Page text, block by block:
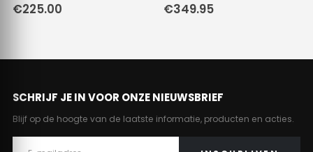
€225.00 €349.95
SCHRIJF JE IN VOOR ONZE NIEUWSBRIEF
Blijf op de hoogte van de laatste informatie, producten en acties.